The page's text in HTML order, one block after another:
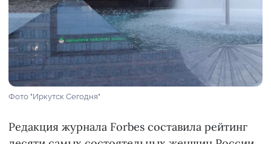
Фото "Иркутск Сегодня"
Редакция журнала Forbes составила рейтинг